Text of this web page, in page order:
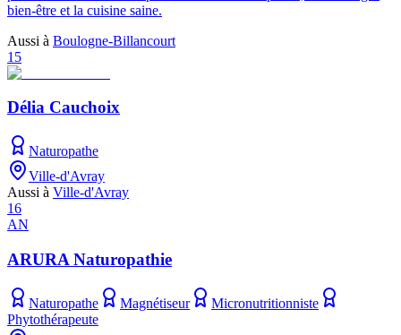
bien-être et la cuisine saine.
Aussi à Boulogne-Billancourt
15
Délia Cauchoix
Naturopathe
Ville-d'Avray
Aussi à Ville-d'Avray
16
AN
ARURA Naturopathie
Naturopathe Magnétiseur
Micronutritionniste
Phytothérapeute